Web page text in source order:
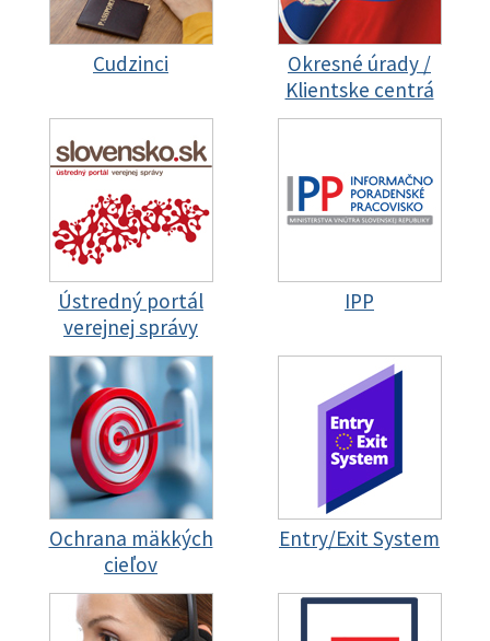
Cudzinci
Okresné úrady /
Klientske centrá
Ústredný portál
verejnej správy
IPP
Ochrana mäkkých
cieľov
Entry/Exit System